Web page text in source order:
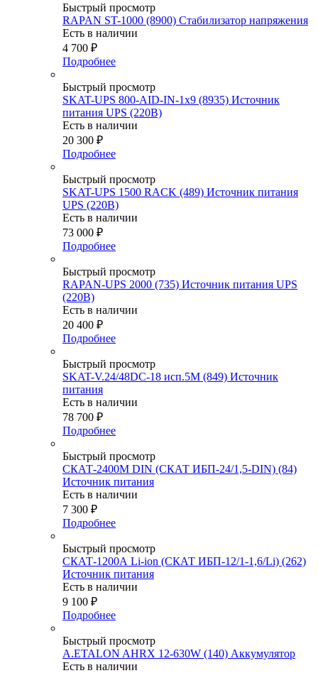
Быстрый просмотр
RAPAN ST-1000 (8900) Стабилизатор напряжения
Есть в наличии
4 700 ₽
Подробнее
Быстрый просмотр
SKAT-UPS 800-AID-IN-1х9 (8935) Источник
питания UPS (220В)
Есть в наличии
20 300 ₽
Подробнее
Быстрый просмотр
SKAT-UPS 1500 RACK (489) Источник питания
UPS (220В)
Есть в наличии
73 000 ₽
Подробнее
Быстрый просмотр
RAPAN-UPS 2000 (735) Источник питания UPS
(220В)
Есть в наличии
20 400 ₽
Подробнее
Быстрый просмотр
SKAT-V.24/48DC-18 исп.5М (849) Источник
питания
Есть в наличии
78 700 ₽
Подробнее
Быстрый просмотр
СКАТ-2400М DIN (СКАТ ИБП-24/1,5-DIN) (84)
Источник питания
Есть в наличии
7 300 ₽
Подробнее
Быстрый просмотр
СКАТ-1200А Li-ion (СКАТ ИБП-12/1-1,6/Li) (262)
Источник питания
Есть в наличии
9 100 ₽
Подробнее
Быстрый просмотр
A.ETALON AHRX 12-630W (140) Аккумулятор
Есть в наличии